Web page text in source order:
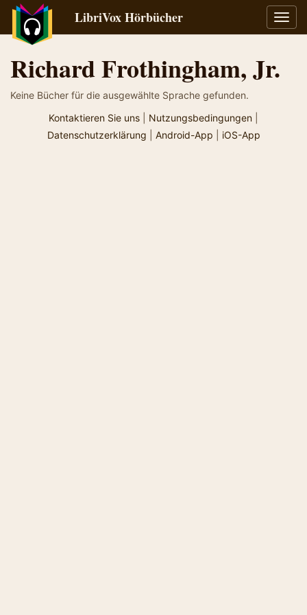
LibriVox Hörbücher
Richard Frothingham, Jr.
Keine Bücher für die ausgewählte Sprache gefunden.
Kontaktieren Sie uns
Nutzungsbedingungen
Datenschutzerklärung
Android-App iOS-App